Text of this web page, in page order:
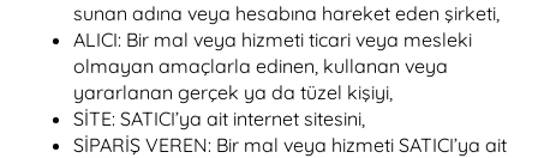
sunan adına veya hesabına hareket eden şirketi,
ALICI: Bir mal veya hizmeti ticari veya mesleki
olmayan amaçlarla edinen, kullanan veya
yararlanan gerçek ya da tüzel kişiyi,
SİTE: SATICI’ya ait internet sitesini,
SİPARİŞ VEREN: Bir mal veya hizmeti SATICI’ya ait